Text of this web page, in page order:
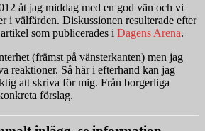
åt jag middag med en god vän och vi
i välfärden. Diskussionen resulterade efter
som publicerades i Dagens Arena.
(främst på vänsterkanten) men jag
reaktioner. Så här i efterhand kan jag
att skriva för mig. Från borgerliga
förslag.